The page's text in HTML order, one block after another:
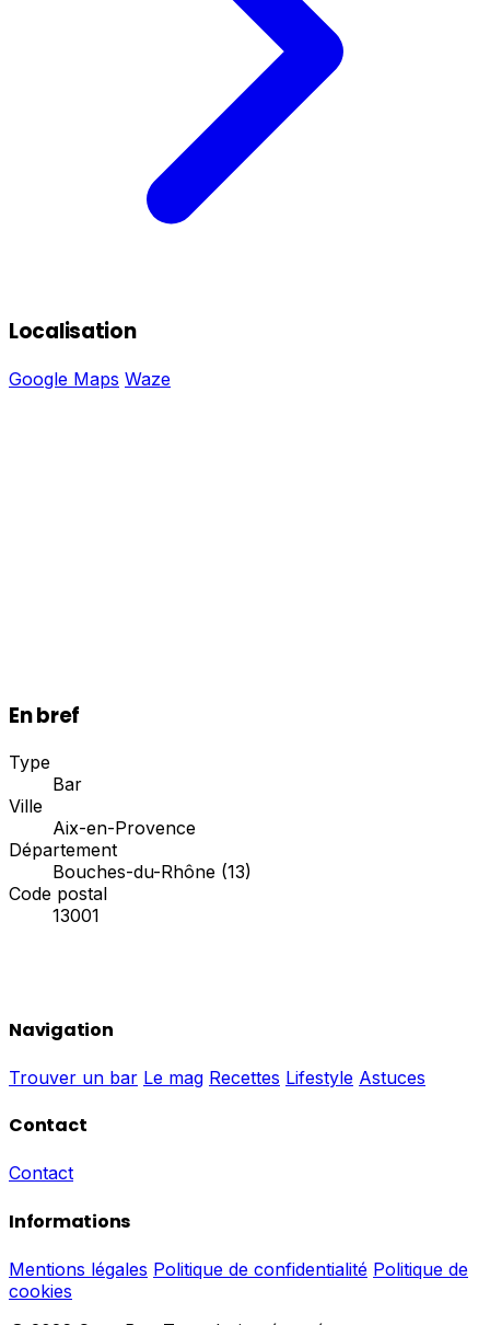
Localisation
Google Maps Waze
En bref
Type
Bar
Ville
Aix-en-Provence
Département
Bouches-du-Rhône (13)
Code postal
13001
Navigation
Trouver un bar Le mag Recettes Lifestyle Astuces
Contact
Contact
Informations
Mentions légales Politique de confidentialité Politique de
cookies